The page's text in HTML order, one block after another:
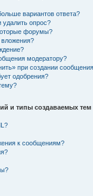
вариантов ответа?
удалить опрос?
форумы?
модератору?
при создании
одобрения?
и типы создаваемых тем
к сообщениям?